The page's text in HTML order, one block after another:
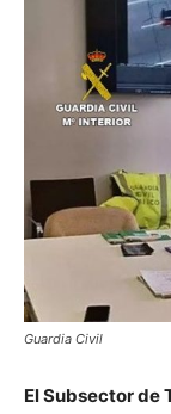
Guardia Civil
El Subsector de